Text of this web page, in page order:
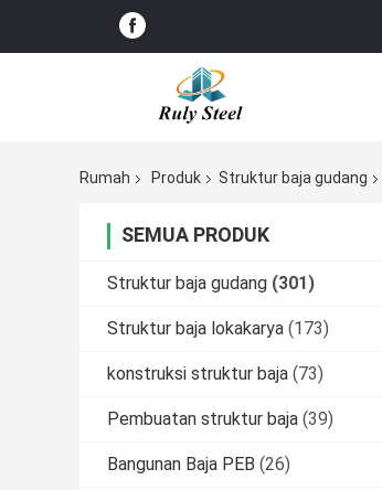
Rumah Produk Struktur baja gudang
SEMUA PRODUK
Struktur baja gudang (301)
Struktur baja lokakarya (173)
konstruksi struktur baja (73)
Pembuatan struktur baja (39)
Bangunan Baja PEB (26)